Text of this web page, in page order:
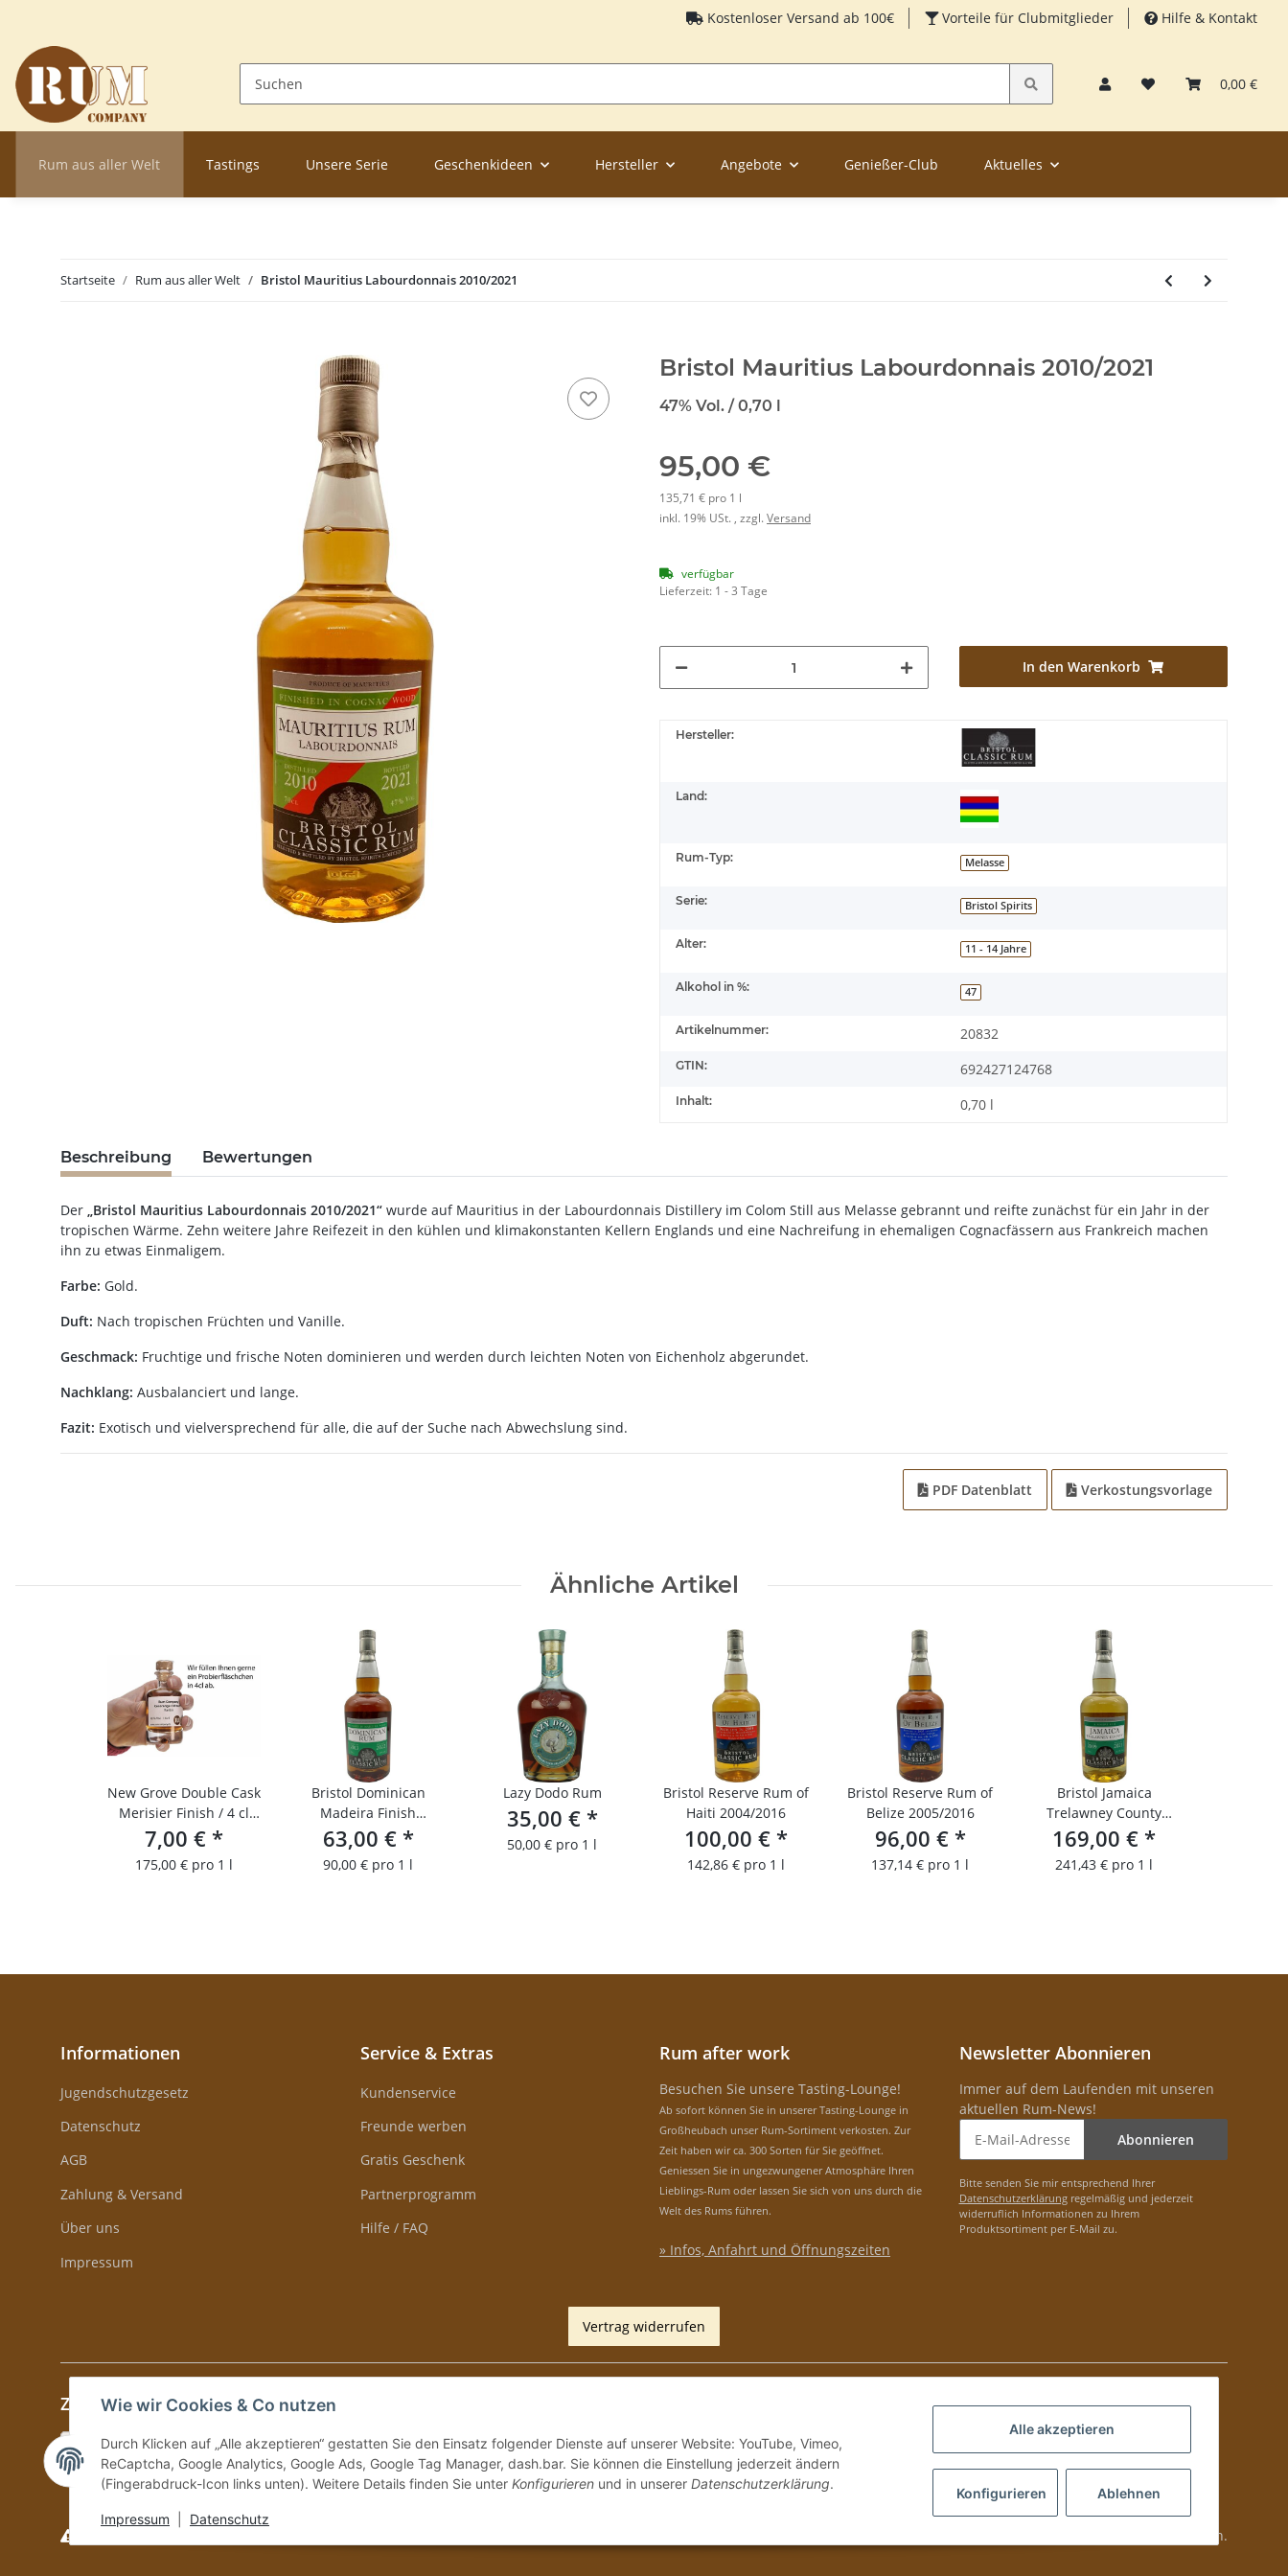
Kostenloser Versand ab 100€ Vorteile für Clubmitglieder Hilfe & Kontakt
0,00 €
Rum aus aller Welt Tastings Unsere Serie Geschenkideen Hersteller Angebote Genießer-Club Aktuelles
Startseite Rum aus aller Welt Bristol Mauritius Labourdonnais 2010/2021
Bristol Mauritius Labourdonnais 2010/2021
47% Vol. / 0,70 l
95,00 €
135,71 € pro 1 l
inkl. 19% USt. , zzgl.Versand
verfügbar
Lieferzeit: 1 - 3 Tage
In den Warenkorb
Hersteller:
Land:
Rum-Typ: Melasse
Serie: Bristol Spirits
Alter: 11 - 14 Jahre
Alkohol in %: 47
Artikelnummer: 20832
GTIN: 692427124768
Inhalt: 0,70 l
Beschreibung Bewertungen
Der „Bristol Mauritius Labourdonnais 2010/2021“ wurde auf Mauritius in der Labourdonnais Distillery im Colom Still aus Melasse gebrannt und reifte zunächst für ein Jahr in der
tropischen Wärme. Zehn weitere Jahre Reifezeit in den kühlen und klimakonstanten Kellern Englands und eine Nachreifung in ehemaligen Cognacfässern aus Frankreich machen
ihn zu etwas Einmaligem.
Farbe: Gold.
Duft: Nach tropischen Früchten und Vanille.
Geschmack: Fruchtige und frische Noten dominieren und werden durch leichten Noten von Eichenholz abgerundet.
Nachklang: Ausbalanciert und lange.
Fazit: Exotisch und vielversprechend für alle, die auf der Suche nach Abwechslung sind.
PDF Datenblatt Verkostungsvorlage
Ähnliche Artikel
New Grove Double Cask
Merisier Finish / 4 cl
Probierfläschchen
7,00 € *
175,00 € pro 1 l
Bristol Dominican
Madeira Finish
2013/2022
63,00 € *
90,00 € pro 1 l
Lazy Dodo Rum
35,00 € *
50,00 € pro 1 l
Bristol Reserve Rum of
Haiti 2004/2016
100,00 € *
142,86 € pro 1 l
Bristol Reserve Rum of
Belize 2005/2016
96,00 € *
137,14 € pro 1 l
Bristol Jamaica
Trelawney County
2009/2021
169,00 € *
241,43 € pro 1 l
Informationen
Jugendschutzgesetz
Datenschutz
AGB
Zahlung & Versand
Über uns
Impressum
Service & Extras
Kundenservice
Freunde werben
Gratis Geschenk
Partnerprogramm
Hilfe / FAQ
Rum after work
Besuchen Sie unsere Tasting-Lounge!
Ab sofort können Sie in unserer Tasting-Lounge in
Großheubach unser Rum-Sortiment verkosten. Zur
Zeit haben wir ca. 300 Sorten für Sie geöffnet.
Geniessen Sie in ungezwungener Atmosphäre Ihren
Lieblings-Rum oder lassen Sie sich von uns durch die
Welt des Rums führen.
» Infos, Anfahrt und Öffnungszeiten
Newsletter Abonnieren
Immer auf dem Laufenden mit unseren
aktuellen Rum-News!
Abonnieren
Bitte senden Sie mir entsprechend Ihrer
Datenschutzerklärungregelmäßig und jederzeit
widerruflich Informationen zu Ihrem
Produktsortiment per E-Mail zu.
Vertrag widerrufen
Zahlung & Versand
, Zahlung via PayPal bei Kubanischen Produkten nicht möglich.
Wie wir Cookies & Co nutzen
Durch Klicken auf „Alle akzeptieren“ gestatten Sie den Einsatz folgender Dienste auf unserer Website: YouTube, Vimeo,
ReCaptcha, Google Analytics, Google Ads, Google Tag Manager, dash.bar. Sie können die Einstellung jederzeit ändern
(Fingerabdruck-Icon links unten). Weitere Details finden Sie unter Konfigurieren und in unserer Datenschutzerklärung.
Impressum Datenschutz
Alle akzeptieren
Konfigurieren Ablehnen